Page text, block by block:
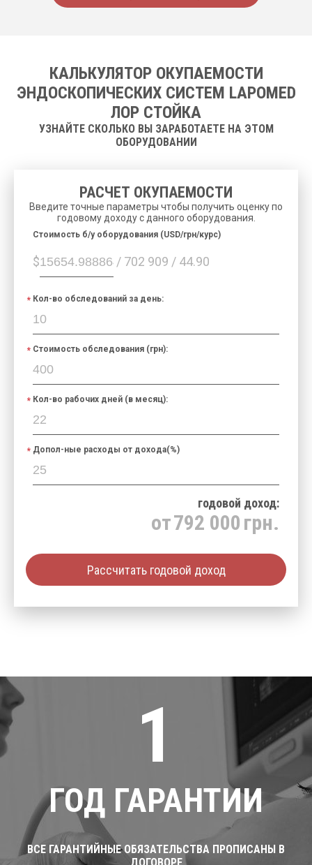
КАЛЬКУЛЯТОР ОКУПАЕМОСТИ
ЭНДОСКОПИЧЕСКИХ СИСТЕМ LAPOMED
ЛОР СТОЙКА
УЗНАЙТЕ СКОЛЬКО ВЫ ЗАРАБОТАЕТЕ НА ЭТОМ
ОБОРУДОВАНИИ
РАСЧЕТ ОКУПАЕМОСТИ
Введите точные параметры чтобы получить оценку по
годовому доходу с данного оборудования.
$ / 702 909 / 44.90
Cтоимость б/у оборудования (USD/грн/курс)
Кол-во обследований за день:
Стоимость обследования (грн):
Кол-во рабочих дней (в месяц):
Допол-ные расходы от дохода(%)
годовой доход:
от792 000 грн.
Рассчитать годовой доход
1
ГОД ГАРАНТИИ
ВСЕ ГАРАНТИЙНЫЕ ОБЯЗАТЕЛЬСТВА ПРОПИСАНЫ В